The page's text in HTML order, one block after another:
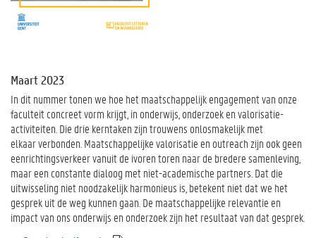
Maart 2023
In dit nummer tonen we hoe het maatschappelijk engagement van onze
faculteit concreet vorm krijgt, in onderwijs, onderzoek en valorisatie-
activiteiten. Die drie kerntaken zijn trouwens onlosmakelijk met
elkaar verbonden. Maatschappelijke valorisatie en outreach zijn ook geen
eenrichtingsverkeer vanuit de ivoren toren naar de bredere samenleving,
maar een constante dialoog met niet-academische partners. Dat die
uitwisseling niet noodzakelijk harmonieus is, betekent niet dat we het
gesprek uit de weg kunnen gaan. De maatschappelijke relevantie en
impact van ons onderwijs en onderzoek zijn het resultaat van dat gesprek.